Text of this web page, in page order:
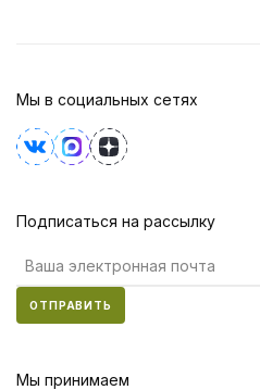
Мы в социальных сетях
Подписаться на рассылку
ОТПРАВИТЬ
Мы принимаем